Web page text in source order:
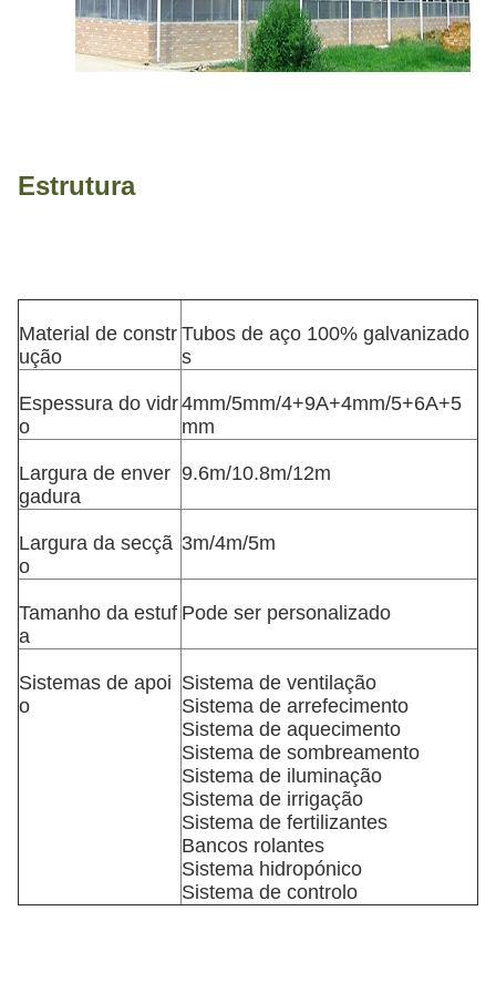
Estrutura
Material de constr
ução
Tubos de aço 100% galvanizado
s
Espessura do vidr
o
4mm/5mm/4+9A+4mm/5+6A+5
mm
Largura de enver
gadura
9.6m/10.8m/12m
Largura da secçã
o
3m/4m/5m
Tamanho da estuf
a
Pode ser personalizado
Sistemas de apoi
o
Sistema de ventilação
Sistema de arrefecimento
Sistema de aquecimento
Sistema de sombreamento
Sistema de iluminação
Sistema de irrigação
Sistema de fertilizantes
Bancos rolantes
Sistema hidropónico
Sistema de controlo